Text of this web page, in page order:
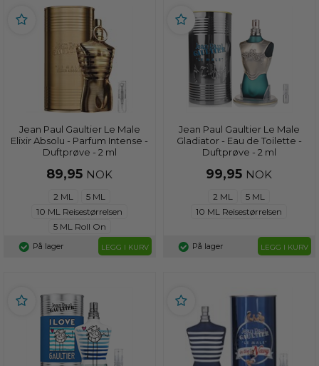
Jean Paul Gaultier Le Male
Elixir Absolu - Parfum Intense -
Duftprøve - 2 ml
89,95 NOK
2 ML
5 ML
10 ML Reisestørrelsen
5 ML Roll On
På lager LEGG I KURV
Jean Paul Gaultier Le Male
Gladiator - Eau de Toilette -
Duftprøve - 2 ml
99,95 NOK
2 ML
5 ML
10 ML Reisestørrelsen
På lager LEGG I KURV